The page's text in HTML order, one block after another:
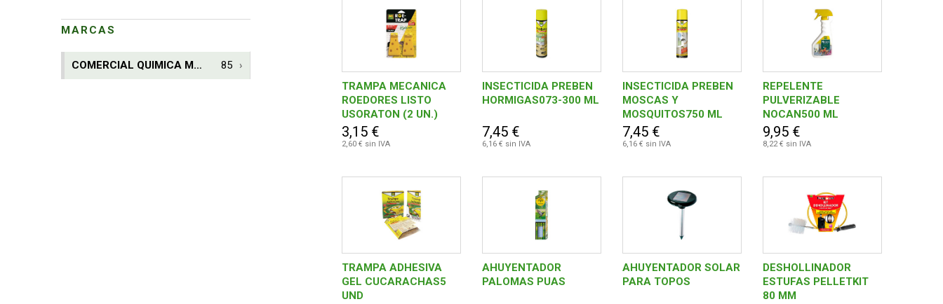
MARCAS
COMERCIAL QUIMICA MASSO, S.A. 85
TRAMPA MECANICA
ROEDORES LISTO
USORATON (2 UN.)
2000096352852
3,15 €
2,60 € sin IVA
INSECTICIDA PREBEN
HORMIGAS073-300 ML
7,45 €
6,16 € sin IVA
INSECTICIDA PREBEN
MOSCAS Y
MOSQUITOS750 ML
7,45 €
6,16 € sin IVA
REPELENTE
PULVERIZABLE
NOCAN500 ML
9,95 €
8,22 € sin IVA
TRAMPA ADHESIVA
GEL CUCARACHAS5
UND
AHUYENTADOR
PALOMAS PUAS
AHUYENTADOR SOLAR
PARA TOPOS
DESHOLLINADOR
ESTUFAS PELLETKIT
80 MM